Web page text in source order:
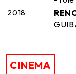
2018
CINEMA